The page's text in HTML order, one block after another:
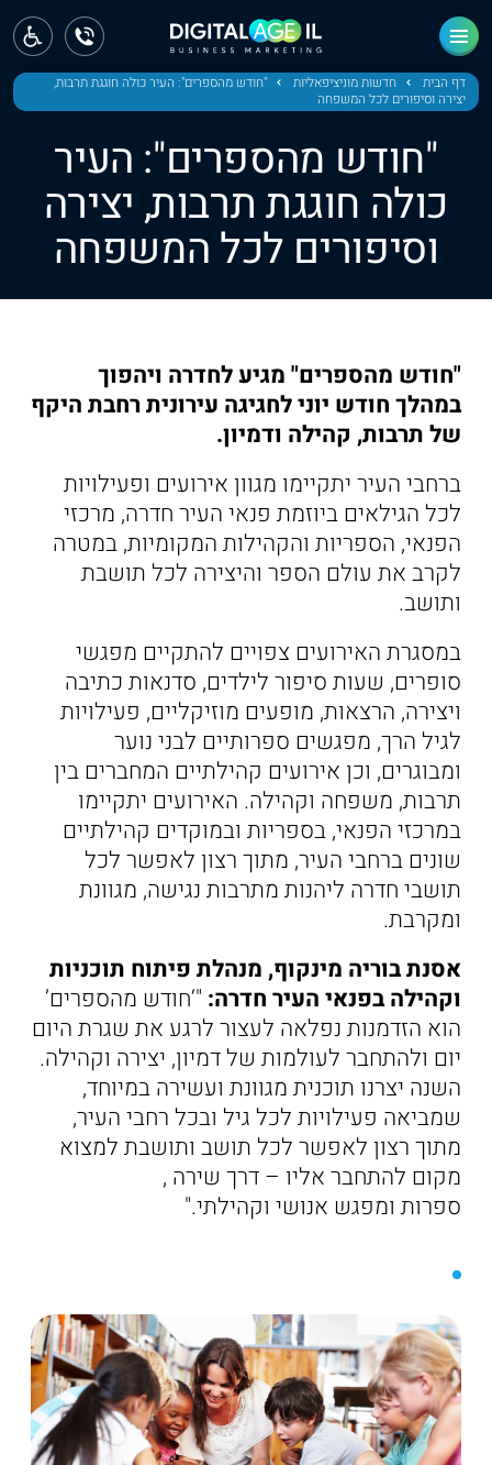
דף הבית חדשות מוניציפאליות
"חודש מהספרים": העיר כולה חוגגת תרבות,
יצירה וסיפורים לכל המשפחה
"חודש מהספרים": העיר
כולה חוגגת תרבות, יצירה
וסיפורים לכל המשפחה
"חודש מהספרים" מגיע לחדרה ויהפוך
במהלך חודש יוני לחגיגה עירונית רחבת היקף
של תרבות, קהילה ודמיון.
ברחבי העיר יתקיימו מגוון אירועים ופעילויות
לכל הגילאים ביוזמת פנאי העיר חדרה, מרכזי
הפנאי, הספריות והקהילות המקומיות, במטרה
לקרב את עולם הספר והיצירה לכל תושבת
ותושב.
במסגרת האירועים צפויים להתקיים מפגשי
סופרים, שעות סיפור לילדים, סדנאות כתיבה
ויצירה, הרצאות, מופעים מוזיקליים, פעילויות
לגיל הרך, מפגשים ספרותיים לבני נוער
ומבוגרים, וכן אירועים קהילתיים המחברים בין
תרבות, משפחה וקהילה. האירועים יתקיימו
במרכזי הפנאי, בספריות ובמוקדים קהילתיים
שונים ברחבי העיר, מתוך רצון לאפשר לכל
תושבי חדרה ליהנות מתרבות נגישה, מגוונת
ומקרבת.
אסנת בוריה מינקוף, מנהלת פיתוח תוכניות
וקהילה בפנאי העיר חדרה: "‘חודש מהספרים’
הוא הזדמנות נפלאה לעצור לרגע את שגרת היום
יום ולהתחבר לעולמות של דמיון, יצירה וקהילה.
השנה יצרנו תוכנית מגוונת ועשירה במיוחד,
שמביאה פעילויות לכל גיל ובכל רחבי העיר,
מתוך רצון לאפשר לכל תושב ותושבת למצוא
מקום להתחבר אליו – דרך שירה ,
ספרות ומפגש אנושי וקהילתי."
ראשי
חדשות
מחוז חיפה
מחוז מרכז
תל אביב